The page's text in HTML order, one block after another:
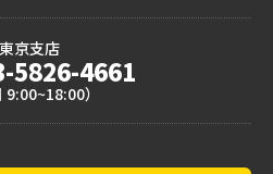
東京支店
5826-4661
9:00~18:00）